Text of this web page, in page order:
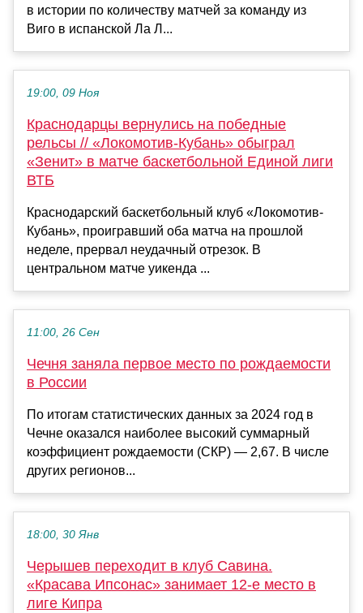
в истории по количеству матчей за команду из
Виго в испанской Ла Л...
19:00, 09 Ноя
Краснодарцы вернулись на победные
рельсы // «Локомотив-Кубань» обыграл
«Зенит» в матче баскетбольной Единой лиги
ВТБ
Краснодарский баскетбольный клуб «Локомотив-
Кубань», проигравший оба матча на прошлой
неделе, прервал неудачный отрезок. В
центральном матче уикенда ...
11:00, 26 Сен
Чечня заняла первое место по рождаемости
в России
По итогам статистических данных за 2024 год в
Чечне оказался наиболее высокий суммарный
коэффициент рождаемости (СКР) — 2,67. В числе
других регионов...
18:00, 30 Янв
Черышев переходит в клуб Савина.
«Красава Ипсонас» занимает 12-е место в
лиге Кипра